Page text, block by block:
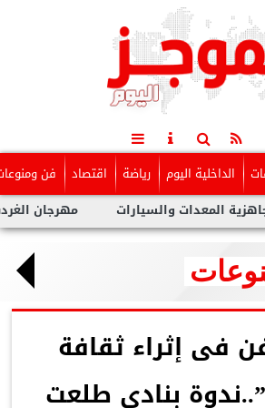
الداخلية اليوم رياضة اقتصاد فن
مهرجان الغردقة والسيارات
فى إثراء ثقافة
بنادي طلعت